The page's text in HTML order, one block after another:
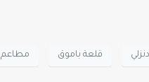
دنزلي قلعة باموق مطاعم